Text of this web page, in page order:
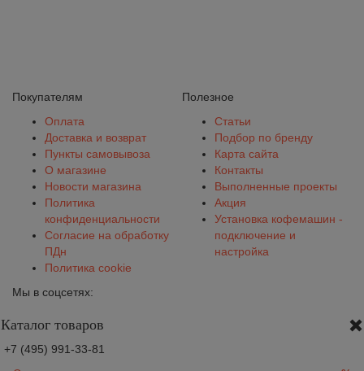
Покупателям
Оплата
Доставка и возврат
Пункты самовывоза
О магазине
Новости магазина
Политика
конфиденциальности
Согласие на обработку
ПДн
Политика cookie
Полезное
Статьи
Подбор по бренду
Карта сайта
Контакты
Выполненные проекты
Акция
Установка кофемашин -
подключение и
настройка
Мы в соцсетях:
Каталог товаров
+7 (495) 991-33-81